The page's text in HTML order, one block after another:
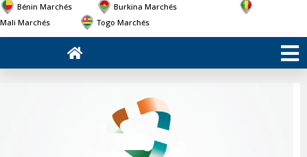
Bénin Marchés
Burkina Marchés
Mali Marchés
Togo Marchés